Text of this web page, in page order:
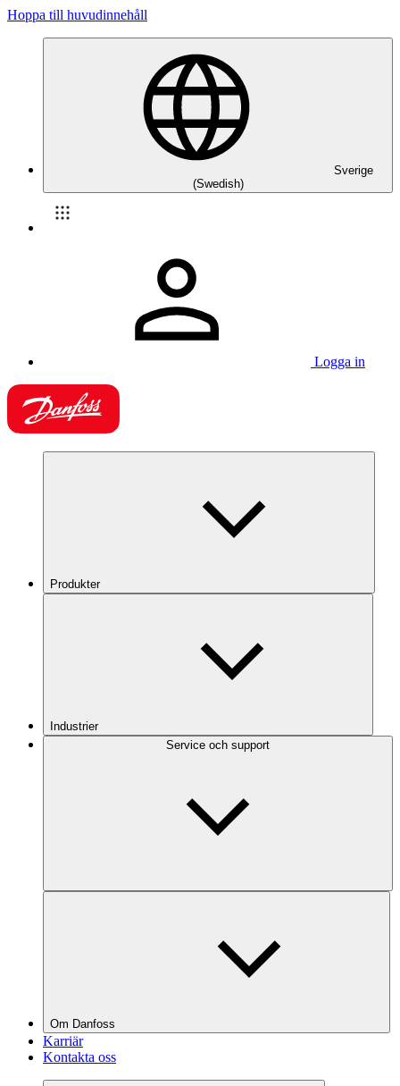
Hoppa till huvudinnehåll
Sverige
(Swedish)
Logga in
Produkter
Industrier
Service och support
Om Danfoss
Karriär
Kontakta oss